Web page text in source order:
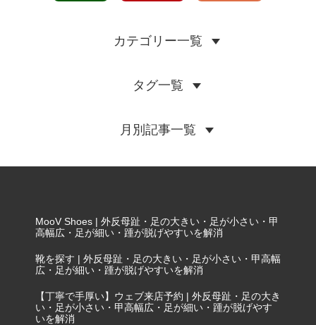
カテゴリー一覧
タグ一覧
月別記事一覧
MooV Shoes | 外反母趾・足の大きい・足が小さい・甲
高幅広・足が細い・踵が脱げやすいを解消
靴を探す | 外反母趾・足の大きい・足が小さい・甲高幅
広・足が細い・踵が脱げやすいを解消
【丁寧で手厚い】ウェブ来店予約 | 外反母趾・足の大き
い・足が小さい・甲高幅広・足が細い・踵が脱げやす
いを解消